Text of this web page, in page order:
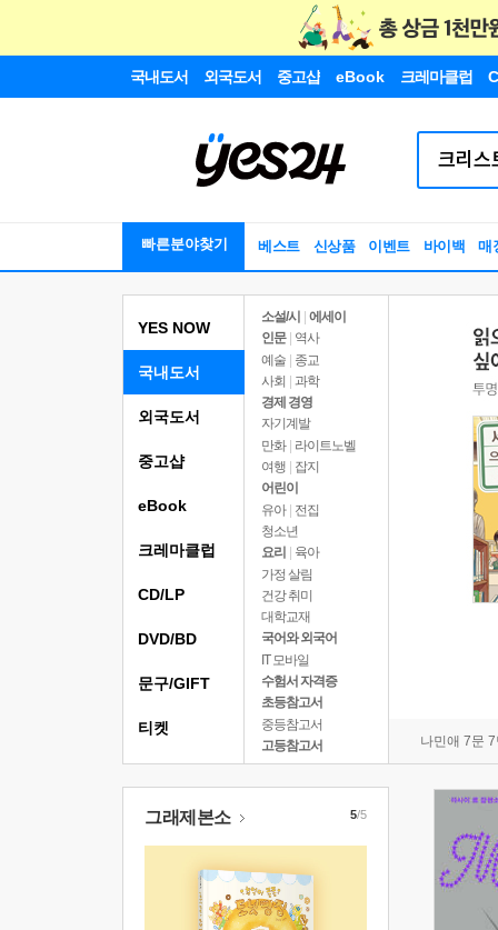
국내도서 외국도서 중고샵 eBook 크레마클럽
빠른분야찾기 베스트 신상품 이벤트 바이백 매
YES NOW
국내도서
소설/시
에세이
인문
역사
예술 | 종교
사회 | 과학
경제 경영
자기계발
만화 | 라이트노벨
여행
잡지
어린이
유아 | 전집
청소년
요리
육아
가정 살림
건강 취미
대학교재
국어와 외국어
IT 모바일
수험서 자격증
초등참고서
중등참고서
고등참고서
나민애 7문
외국도서
중고샵
eBook
크레마클럽
CD/LP
DVD/BD
문구/GIFT
티켓
그래제본소 5/5